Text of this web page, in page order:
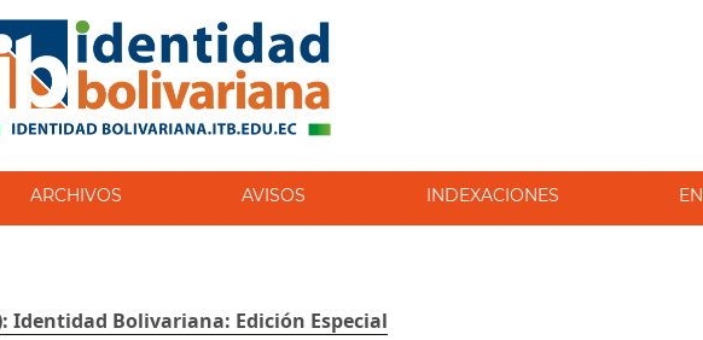
ARCHIVOS AVISOS INDEXACIONES
Identidad Bolivariana: Edición Especial